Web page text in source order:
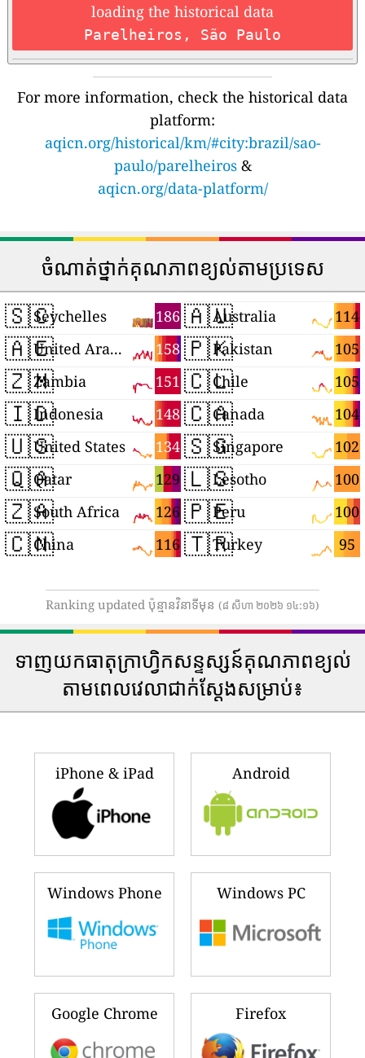
loading the historical data
Parelheiros, São Paulo
For more information, check the historical data
platform:
aqicn.org/historical/km/#city:brazil/sao-
paulo/parelheiros&
aqicn.org/data-platform/
ចំណាត់ថ្នាក់គុណភាពខ្យល់តាមប្រទេស
🇸🇨 186
Seychelles
🇦🇪 158
United Arab Emirates
🇿🇲 151
Zambia
🇮🇩 148
Indonesia
🇺🇸 134
United States
🇶🇦 129
Qatar
🇿🇦 126
South Africa
🇨🇳 116
China
🇦🇺 114
Australia
🇵🇰 105
Pakistan
🇨🇱 105
Chile
🇨🇦 104
Canada
🇸🇬 102
Singapore
🇱🇸 100
Lesotho
🇵🇪 100
Peru
🇹🇷 95
Turkey
Ranking updated ប៉ុន្មានវិនាទីមុន (៨ សីហា ២០២៦ ១៤:១៦)
ទាញយកធាតុក្រាហ្វិកសន្ទស្សន៍គុណភាពខ្យល់
តាមពេលវេលាជាក់ស្តែងសម្រាប់៖
iPhone & iPad Android
Windows Phone Windows PC
Google Chrome Firefox